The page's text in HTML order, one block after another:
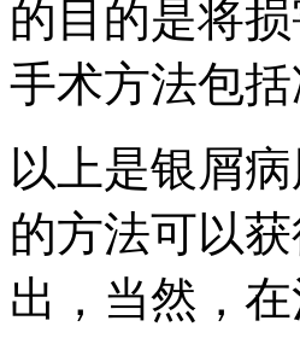
的目的是将
手术方法包
以上是银屑
的方法可以
出，当然，